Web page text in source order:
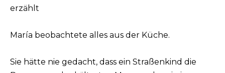
erzählt
María beobachtete alles aus der Küche.
Sie hätte nie gedacht, dass ein Straßenkind die